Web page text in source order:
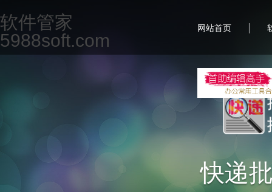
快递
软件管家
5988soft.com
网站首页 |